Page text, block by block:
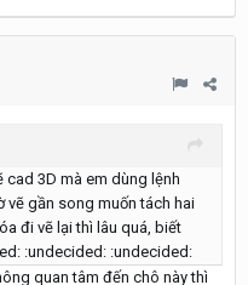
cad 3D mà em dùng lệnh
vẽ gần song muốn tách hai
đi vẽ lại thì lâu quá, biết
:undecided: :undecided:
quan tâm đến chô này thì